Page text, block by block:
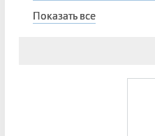
Показать все